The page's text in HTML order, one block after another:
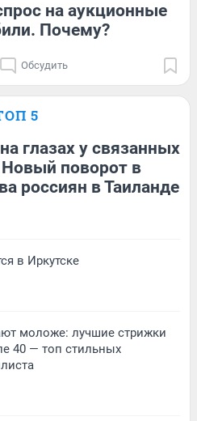
на аукционные
Почему?
Обсудить
5
глазах у связанных
Новый поворот в
россиян в Таиланде
в Иркутске
моложе: лучшие стрижки
40 — топ стильных